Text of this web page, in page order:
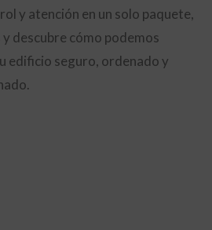
y atención en un solo paquete,
y descubre cómo podemos
edificio seguro, ordenado y